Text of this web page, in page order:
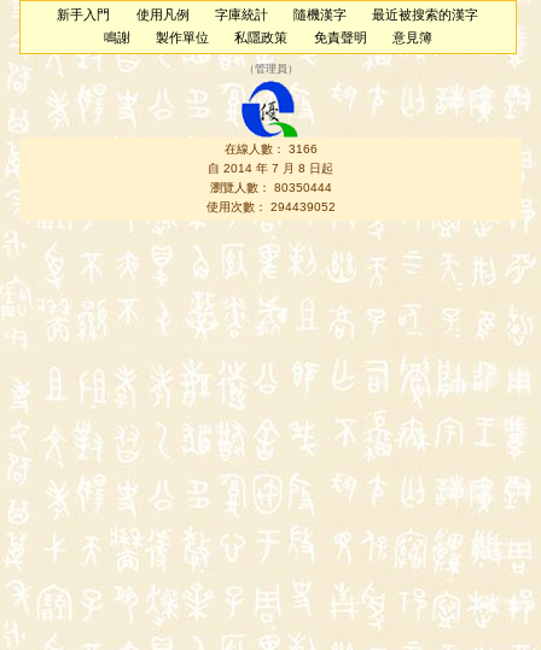
新手入門 使用凡例 字庫統計 隨機漢字
最近被搜索的漢字
鳴謝
製作單位 私隱政策 免責聲明 意見簿
（管理員 ）
在線人數： 3166
自 2014 年 7 月 8 日起
瀏覽人數： 80350444
使用次數： 294439052